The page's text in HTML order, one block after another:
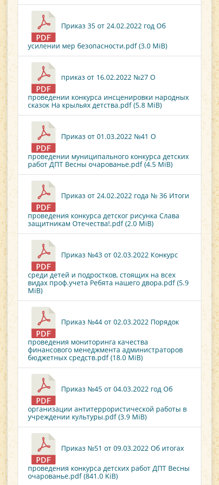
Приказ 35 от 24.02.2022 год Об
усилении мер безопасности.pdf (3.0 MiB)
приказ от 16.02.2022 №27 О
проведении конкурса инсценировки народных
сказок На крыльях детства.pdf (5.8 MiB)
Приказ от 01.03.2022 №41 О
проведении муниципального конкурса детских
работ ДПТ Весны очарованье.pdf (4.5 MiB)
Приказ от 24.02.2022 года № 36 Итоги
проведения конкурса детског рисунка Слава
защитникам Отечества!.pdf (2.0 MiB)
Приказ №43 от 02.03.2022 Конкурс
среди детей и подростков, стоящих на всех
видах проф.учета Ребята нашего двора.pdf (5.9
MiB)
Приказ №44 от 02.03.2022 Порядок
проведения мониторинга качества
финансового менеджмента администраторов
бюджетных средств.pdf (18.0 MiB)
Приказ №45 от 04.03.2022 год Об
организации антитеррористической работы в
учреждении культуры.pdf (3.9 MiB)
Приказ №51 от 09.03.2022 Об итогах
проведения конкурса детских работ ДПТ Весны
очарованье.pdf (841.0 KiB)